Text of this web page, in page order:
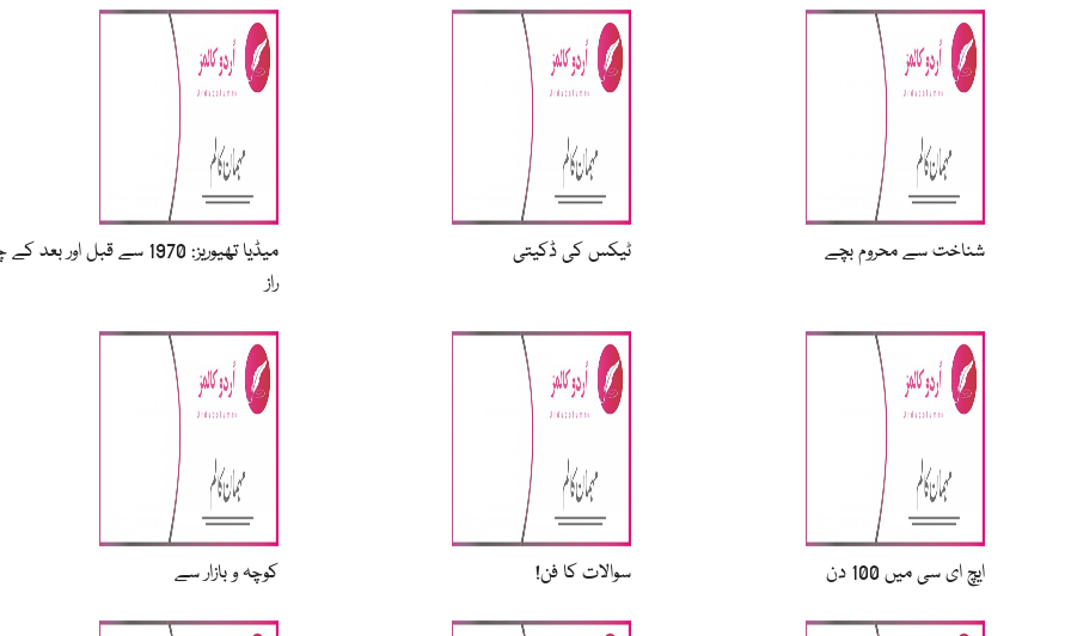
شناخت سے محروم بچے ٹیکس کی ڈکیتی
میڈیا تھیوریز: 1970 سے قبل اور
راز
سوالات کا فن! کوچہ و بازار سے